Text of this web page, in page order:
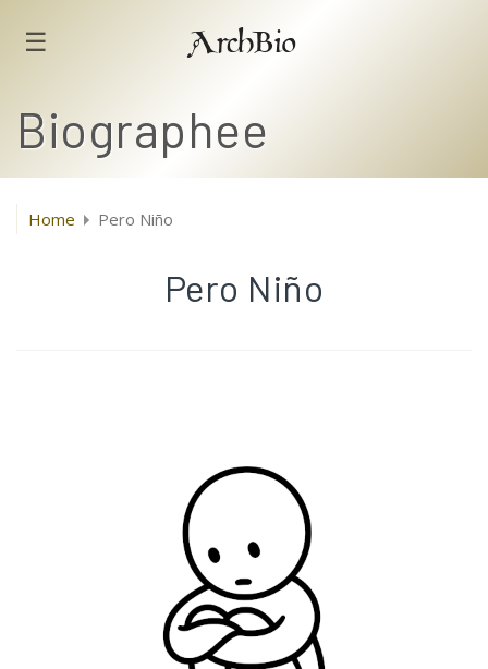
☰ ArchBio
Biographee
Home Pero Niño
Pero Niño